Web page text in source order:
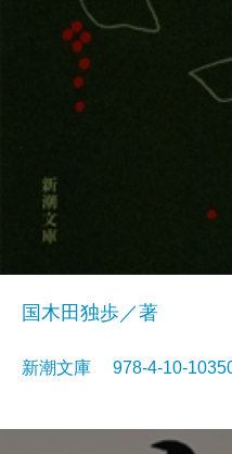
国木田独歩／著
新潮文庫 978-4-10-